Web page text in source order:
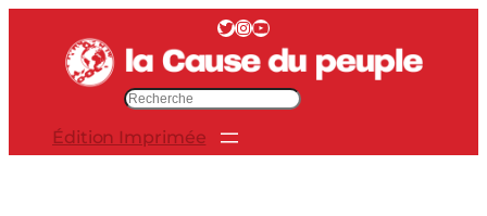
contenu
Twitter InstagramYouTube
Édition Imprimée